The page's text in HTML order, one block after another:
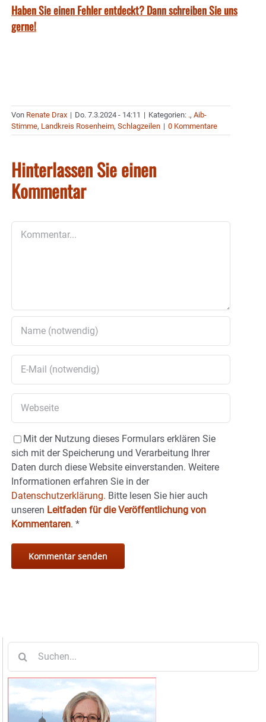
Haben Sie einen Fehler entdeckt? Dann schreiben Sie uns
gerne!
Von Renate Drax | Do. 7.3.2024 - 14:11 | Kategorien: ., Aib-
Stimme, Landkreis Rosenheim, Schlagzeilen | 0 Kommentare
Hinterlassen Sie einen
Kommentar
Mit der Nutzung dieses Formulars erklären Sie
sich mit der Speicherung und Verarbeitung Ihrer
Daten durch diese Website einverstanden. Weitere
Informationen erfahren Sie in der
Datenschutzerklärung. Bitte lesen Sie hier auch
unseren Leitfaden für die Veröffentlichung von
Kommentaren. *
nach: